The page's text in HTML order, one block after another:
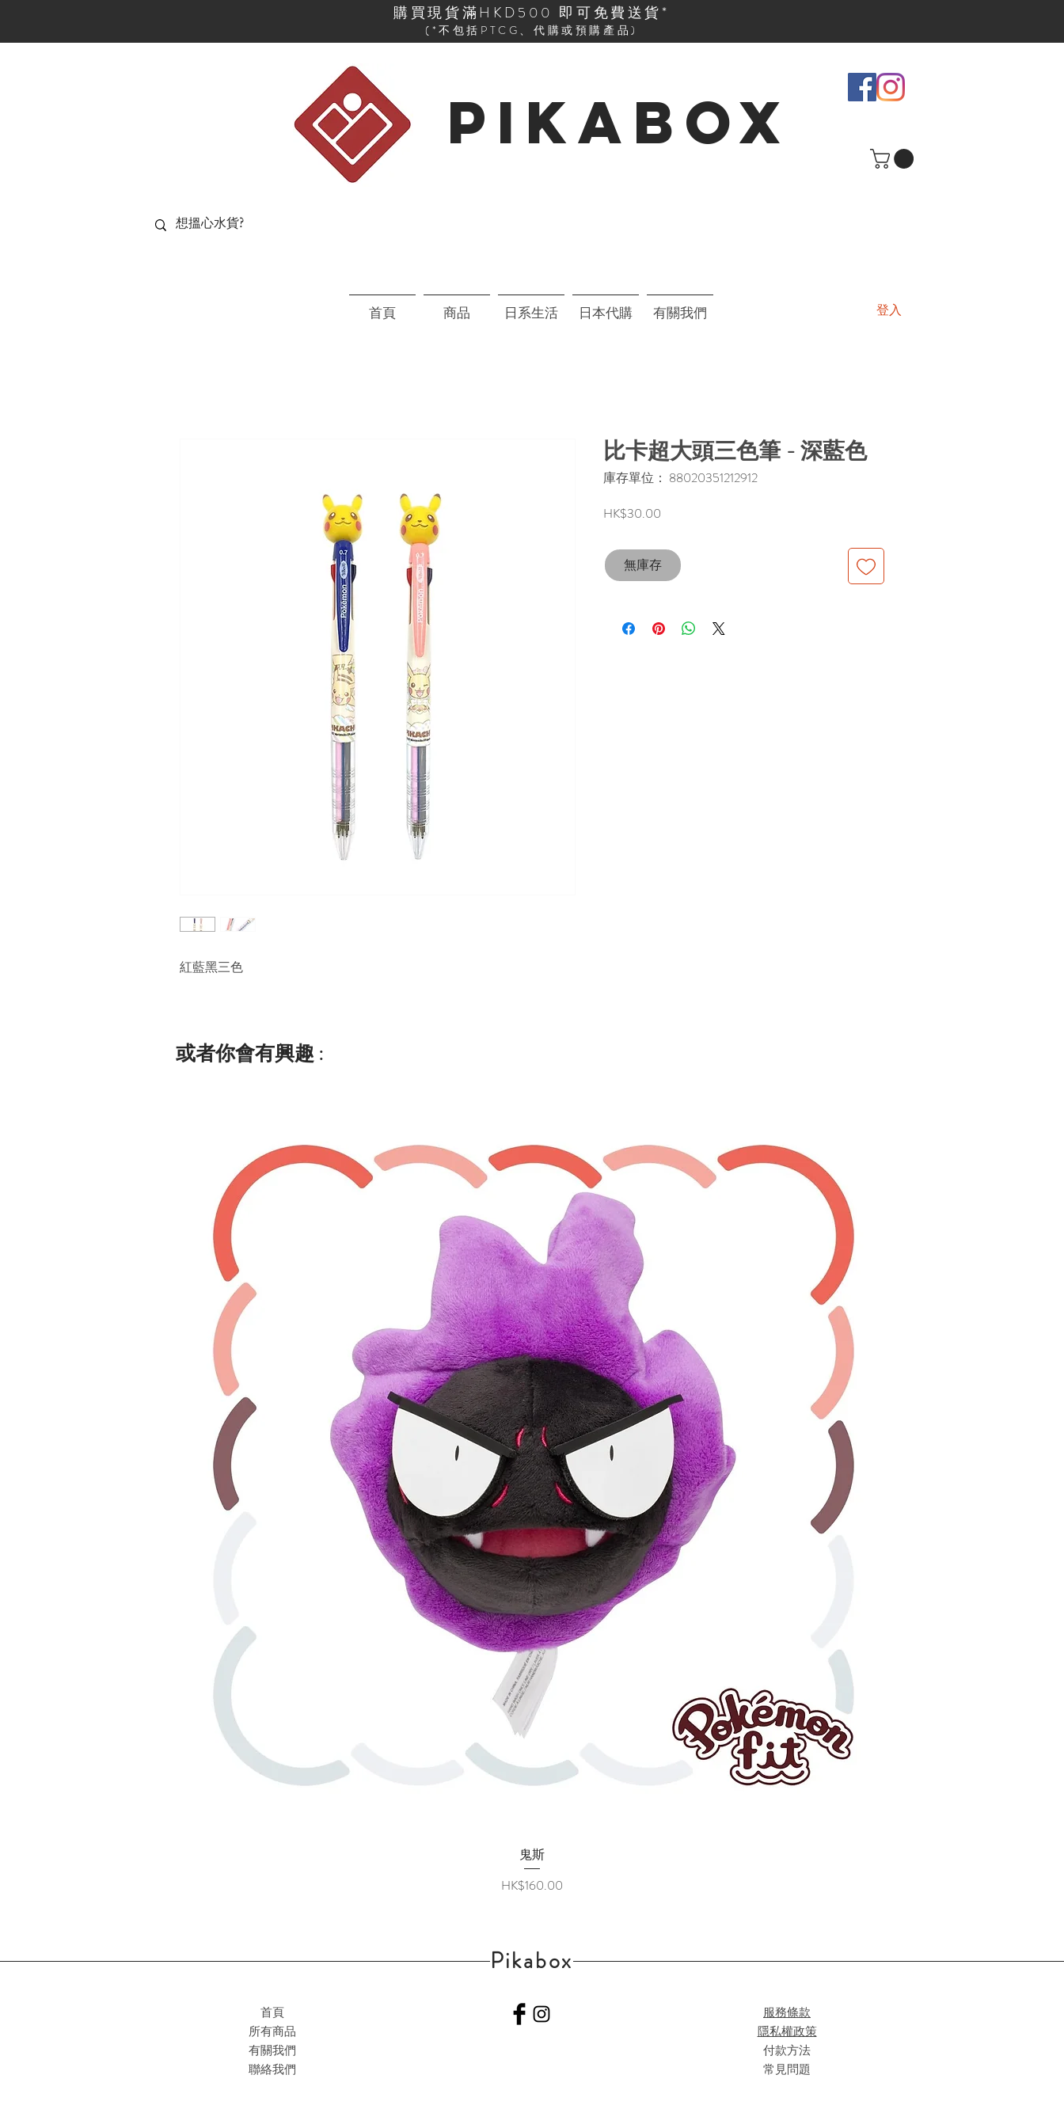
購買現貨滿HKD500 即可免費送貨*
(*不包括PTCG、代購或預購產品)
PIKABOX
首頁 商品 日系生活 日本代購 有關我們 登入
紅藍黑三色
比卡超大頭三色筆 - 深藍色
庫存單位： 88020351212912
HK$30.00
無庫存
或者你會有興趣 :
快速瀏覽
鬼斯
價格
HK$160.00
Pikabox
首頁
所有商品
有關我們
聯絡我們
服務條款
隱私權政策
付款方法
常見問題